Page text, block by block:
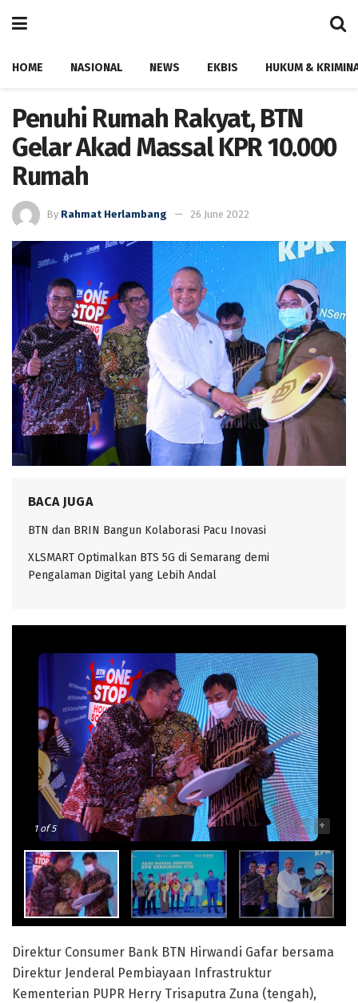
HOME NASIONAL NEWS EKBIS HUKUM &
Penuhi Rumah Rakyat, BTN
Gelar Akad Massal KPR 10.000
Rumah
By Rahmat Herlambang 26 June 2022
BACA JUGA
BTN dan BRIN Bangun Kolaborasi Pacu Inovasi
XLSMART Optimalkan BTS 5G di Semarang demi
Pengalaman Digital yang Lebih Andal
1of 5 - +
Direktur Consumer Bank BTN Hirwandi Gafar bersama
Direktur Jenderal Pembiayaan Infrastruktur
Kementerian PUPR Herry Trisaputra Zuna (tengah),